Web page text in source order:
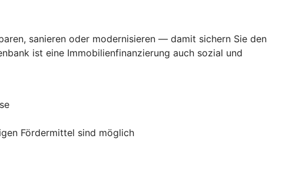
sanieren oder modernisieren — damit sichern Sie den
ist eine Immobilienfinanzierung auch sozial und
Fördermittel sind möglich